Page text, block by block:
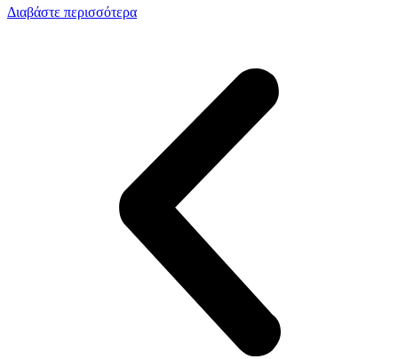
Διαβάστε περισσότερα